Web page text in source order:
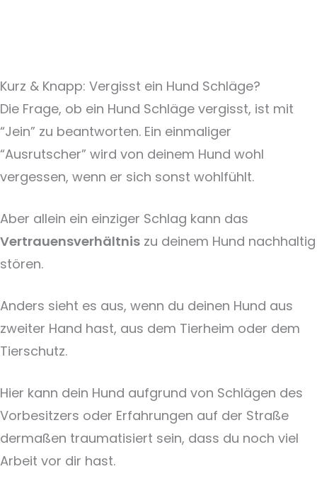
Kurz & Knapp: Vergisst ein Hund Schläge?
Die Frage, ob ein Hund Schläge vergisst, ist mit
“Jein” zu beantworten. Ein einmaliger
“Ausrutscher” wird von deinem Hund wohl
vergessen, wenn er sich sonst wohlfühlt.
Aber allein ein einziger Schlag kann das
Vertrauensverhältnis zu deinem Hund nachhaltig
stören.
Anders sieht es aus, wenn du deinen Hund aus
zweiter Hand hast, aus dem Tierheim oder dem
Tierschutz.
Hier kann dein Hund aufgrund von Schlägen des
Vorbesitzers oder Erfahrungen auf der Straße
dermaßen traumatisiert sein, dass du noch viel
Arbeit vor dir hast.